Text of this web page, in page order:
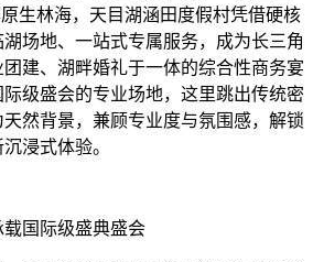
生林海，天目湖涵田度假村凭借硬核
场地、一站式专属服务，成为长三角
建、湖畔婚礼于一体的综合性商务宴
级盛会的专业场地，这里跳出传统密
然背景，兼顾专业度与氛围感，解锁
浸式体验。
国际级盛典盛会